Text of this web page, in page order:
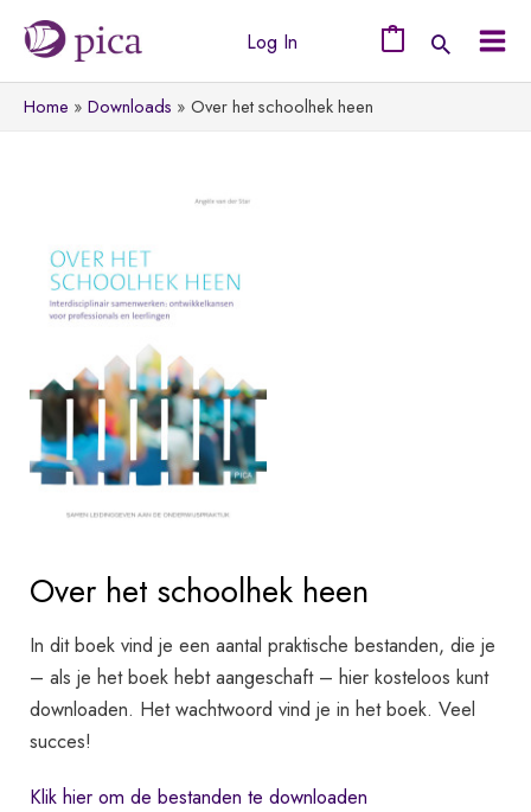
naar
de
inhoud
Log In
Home Downloads Over het schoolhek heen
Over het schoolhek heen
In dit boek vind je een aantal praktische bestanden, die je
– als je het boek hebt aangeschaft – hier kosteloos kunt
downloaden. Het wachtwoord vind je in het boek. Veel
succes!
Klik hier om de bestanden te downloaden